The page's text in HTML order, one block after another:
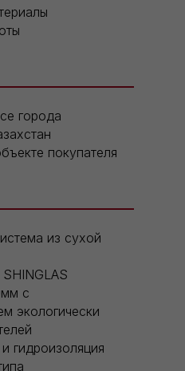
города
покупателя
из сухой
с
экологически
гидроизоляция